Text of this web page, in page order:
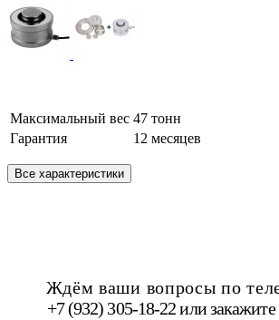
Максимальный вес 47 тонн
Гарантия
12 месяцев
Все характеристики
Ждём ваши вопросы по
+7 (932) 305-18-22 илизакажите